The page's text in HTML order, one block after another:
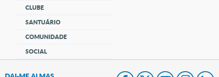
CLUBE
SANTUÁRIO
COMUNIDADE
SOCIAL